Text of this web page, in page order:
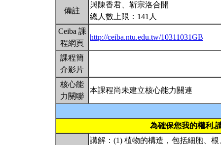
備註
與陳香君、靳宗洛合開
總人數上限：141人
Ceiba 課
程網頁
http://ceiba.ntu.edu.tw/10311031GB
課程簡
介影片
核心能
力關聯
本課程尚未建立核心能力關連
為確保您我的權利,
講解：(1) 植物的構造，包括細胞、